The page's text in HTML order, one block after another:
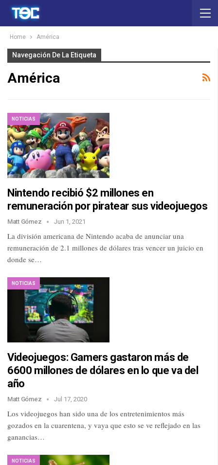
Home América
Navegación De La Etiqueta
América
NOTICIAS
Nintendo recibió $2 millones en
remuneración por piratear sus videojuegos
Matt Gómez Jun 1, 2021
La división americana de Nintendo acaba de anunciar una
remuneración de 2.1 millones de dólares tras vencer un juicio en
donde se…
NOTICIAS
Videojuegos: Gamers gastaron más de
6600 millones de dólares en lo que va del
año
Matt Gómez Jul 17, 2020
Los videojuegos han sido una de los entretenimientos más
gozados en la cuarentena, y vaya que esto se ve reflejado en las
ganancias…
NOTICIAS